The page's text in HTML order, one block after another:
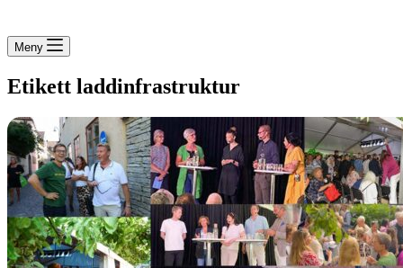
Meny
Etikett laddinfrastruktur